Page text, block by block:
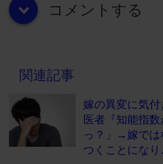
down コメントする
関連記事
嫁の異変に気
医者『知能指
っ？」→嫁では
つくことにな